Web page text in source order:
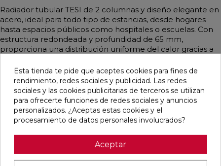
Radiador tubular TESI de 2 columnas y diseño elegante en
acero, ideal para todo tipo de estancias, desde hogares
hasta espacios públicos como hospitales o escuelas. Con
estructura redondeada y profundidad de 65 mm,
proporciona una distribución uniforme del calor gracias a
baja temperatura, como calderas de condensación o
bombas de calor. Disponible en diferentes medidas con
potencias desde 14,9 hasta 2769 W por elemento
(∆T=50°C). Incluye soportes universales, purgador y tapón.
Color Blanco Estándar o en todos los acabados Irsap.
Productos relacionados
Esta tienda te pide que aceptes cookies para fines de
rendimiento, redes sociales y publicidad. Las redes
sociales y las cookies publicitarias de terceros se utilizan
para ofrecerte funciones de redes sociales y anuncios
personalizados. ¿Aceptas estas cookies y el
procesamiento de datos personales involucrados?
Aceptar